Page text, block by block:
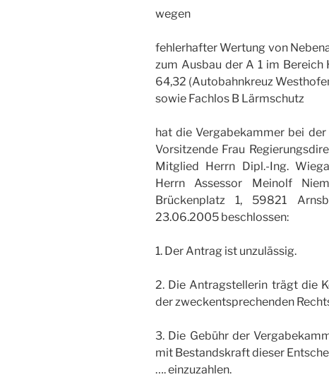
wegen
fehlerhafter Wertung von
zum Ausbau der A 1 im
64,32 (Autobahnkreuz
sowie Fachlos B Lärmschutz
hat die Vergabekammer bei
Vorsitzende Frau
Mitglied Herrn Dipl.-Ing.
Herrn Assessor Meinolf
Brückenplatz 1, 59821
23.06.2005 beschlossen:
1. Der Antrag ist unzulässig.
2. Die Antragstellerin trägt die
der zweckentsprechenden
3. Die Gebühr der
mit Bestandskraft dieser
…. einzuzahlen.